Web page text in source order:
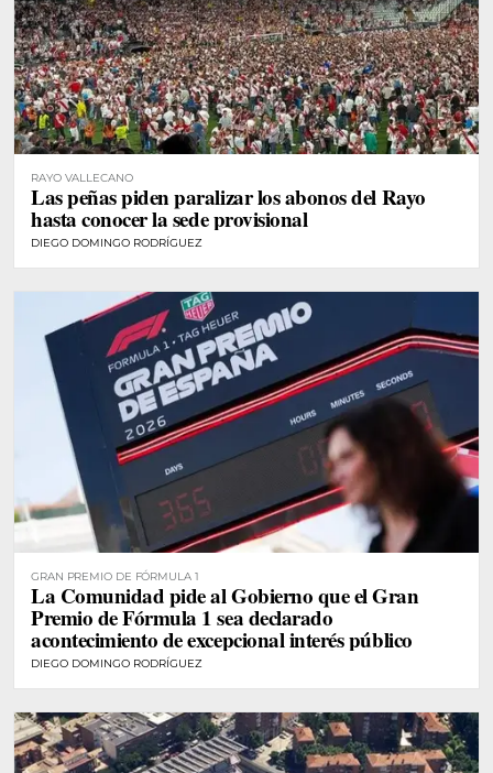
RAYO VALLECANO
Las peñas piden paralizar los abonos del Rayo
hasta conocer la sede provisional
DIEGO DOMINGO RODRÍGUEZ
GRAN PREMIO DE FÓRMULA 1
La Comunidad pide al Gobierno que el Gran
Premio de Fórmula 1 sea declarado
acontecimiento de excepcional interés público
DIEGO DOMINGO RODRÍGUEZ